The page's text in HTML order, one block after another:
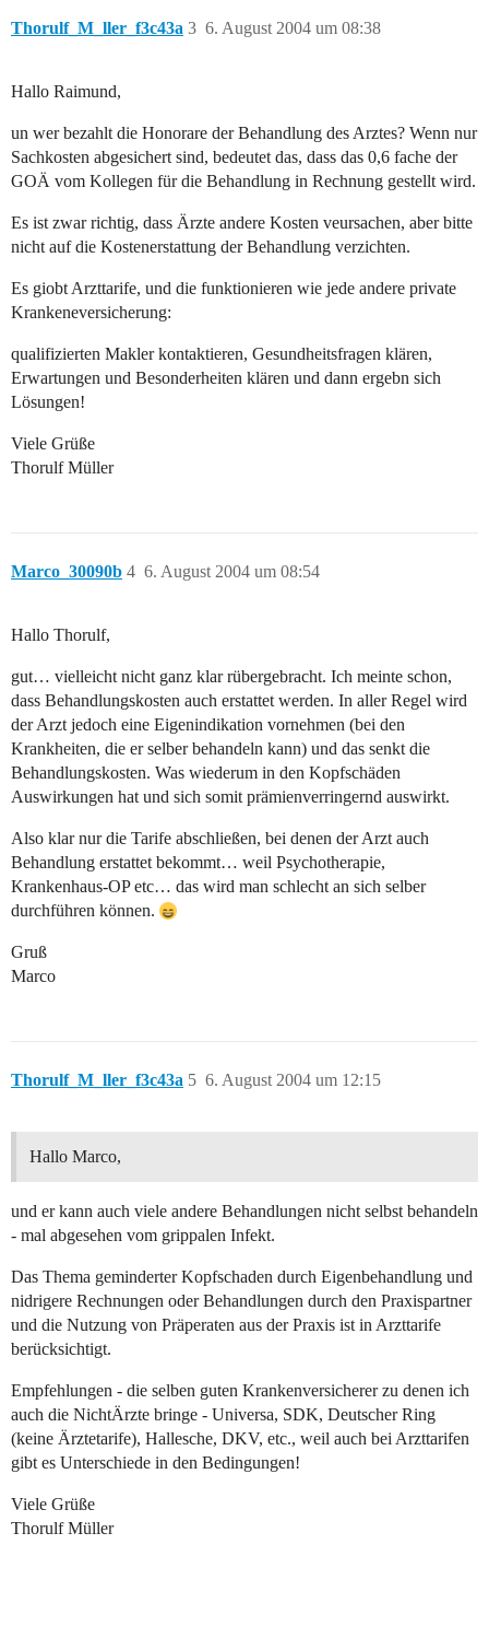
Thorulf_M_ller_f3c43a 6. August 2004 um 08:38
3
Hallo Raimund,
un wer bezahlt die Honorare der Behandlung des Arztes? Wenn nur
Sachkosten abgesichert sind, bedeutet das, dass das 0,6 fache der
GOÄ vom Kollegen für die Behandlung in Rechnung gestellt wird.
Es ist zwar richtig, dass Ärzte andere Kosten veursachen, aber bitte
nicht auf die Kostenerstattung der Behandlung verzichten.
Es giobt Arzttarife, und die funktionieren wie jede andere private
Krankeneversicherung:
qualifizierten Makler kontaktieren, Gesundheitsfragen klären,
Erwartungen und Besonderheiten klären und dann ergebn sich
Lösungen!
Viele Grüße
Thorulf Müller
Marco_30090b 6. August 2004 um 08:54
4
Hallo Thorulf,
gut… vielleicht nicht ganz klar rübergebracht. Ich meinte schon,
dass Behandlungskosten auch erstattet werden. In aller Regel wird
der Arzt jedoch eine Eigenindikation vornehmen (bei den
Krankheiten, die er selber behandeln kann) und das senkt die
Behandlungskosten. Was wiederum in den Kopfschäden
Auswirkungen hat und sich somit prämienverringernd auswirkt.
Also klar nur die Tarife abschließen, bei denen der Arzt auch
Behandlung erstattet bekommt… weil Psychotherapie,
Krankenhaus-OP etc… das wird man schlecht an sich selber
durchführen können.
Gruß
Marco
Thorulf_M_ller_f3c43a 6. August 2004 um 12:15
5
Hallo Marco,
und er kann auch viele andere Behandlungen nicht selbst behandeln
- mal abgesehen vom grippalen Infekt.
Das Thema geminderter Kopfschaden durch Eigenbehandlung und
nidrigere Rechnungen oder Behandlungen durch den Praxispartner
und die Nutzung von Präperaten aus der Praxis ist in Arzttarife
berücksichtigt.
Empfehlungen - die selben guten Krankenversicherer zu denen ich
auch die NichtÄrzte bringe - Universa, SDK, Deutscher Ring
(keine Ärztetarife), Hallesche, DKV, etc., weil auch bei Arzttarifen
gibt es Unterschiede in den Bedingungen!
Viele Grüße
Thorulf Müller